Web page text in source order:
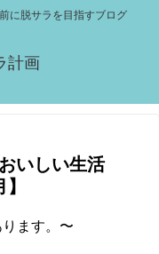
に脱サラを目指すブログ
計画
いしい生活
ます。〜